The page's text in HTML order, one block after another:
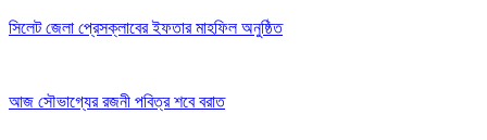
সিলেট জেলা প্রেসক্লাবের ইফতার মাহফিল অনুষ্ঠিত
আজ সৌভাগ্যের রজনী পবিত্র শবে বরাত